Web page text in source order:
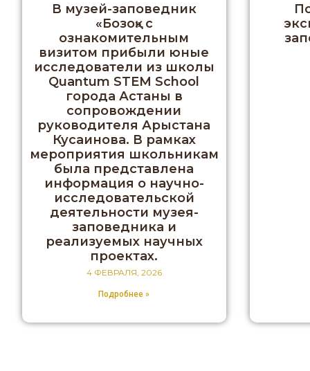
В музей-заповедник
«Бозоқ» с
ознакомительным
визитом прибыли юные
исследователи из школы
Quantum STEM School
города Астаны в
сопровождении
руководителя Арыстана
Кусаинова. В рамках
мероприятия школьникам
была представлена
информация о научно-
исследовательской
деятельности музея-
заповедника и
реализуемых научных
проектах.
4 ФЕВРАЛЯ, 2026
Подробнее »